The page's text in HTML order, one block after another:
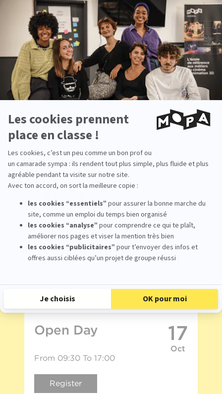
tenaient les 16 et 17 septembre. De quoi
nourrir
les imaginaireset pourquoi pas, de futurs projets
créatifs !
Would you like to learn more about our 3D and stop
motion animation school?
Come meet us at our upcoming events.
Open Day 17
Oct
From 09:30 To 17:00
Register